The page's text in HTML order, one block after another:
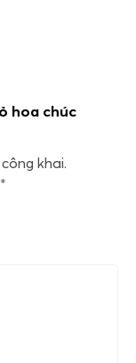
hoa chúc
khai.
*